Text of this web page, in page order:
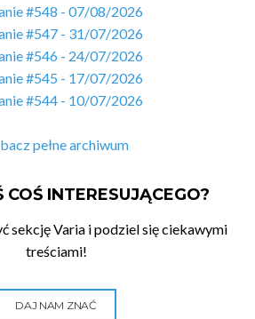
#548 - 07/08/2026
#547 - 31/07/2026
#546 - 24/07/2026
#545 - 17/07/2026
#544 - 10/07/2026
pełne archiwum
INTERESUJĄCEGO?
sekcję Varia i podziel się ciekawymi
treściami!
DAJ NAM ZNAĆ